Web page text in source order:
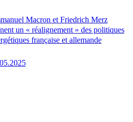
Macron et Friedrich Merz
un « réalignement » des politiques
française et allemande